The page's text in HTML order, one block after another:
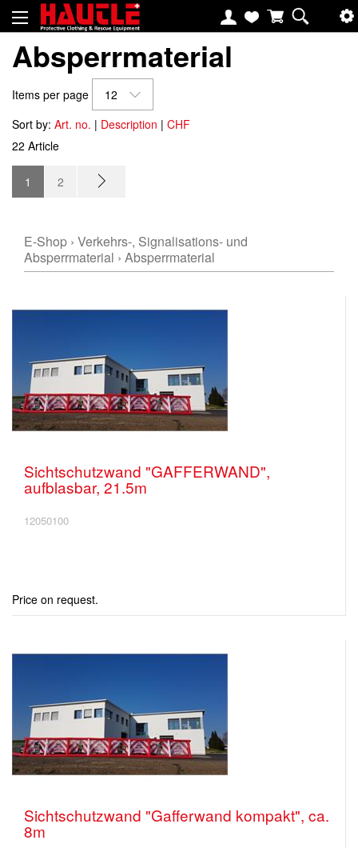
Absperrmaterial
Items per page
12
Sort by: Art. no. | Description | CHF
22 Article
1 2
E-Shop › Verkehrs-, Signalisations- und
Absperrmaterial › Absperrmaterial
Sichtschutzwand "GAFFERWAND",
aufblasbar, 21.5m
12050100
Price on request.
Sichtschutzwand "Gafferwand kompakt", ca.
8m